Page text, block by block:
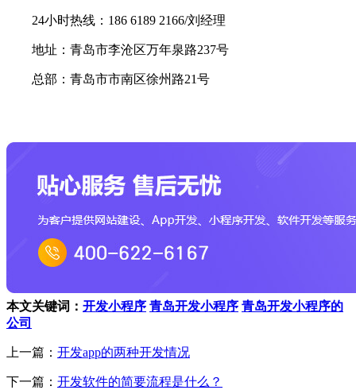
24小时热线：186 6189 2166/刘经理
地址：青岛市李沧区万年泉路237号
总部：青岛市市南区徐州路21号
本文关键词： 开发小程序 青岛开发小程序 青岛开发小程序的
公司
上一篇： 开发app的两种开发情况
下一篇： 开发软件的简要流程是什么？